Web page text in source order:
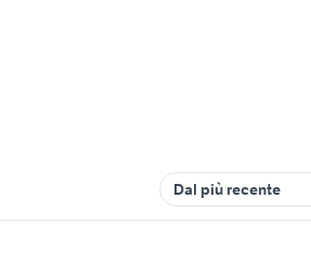
Dal più recente